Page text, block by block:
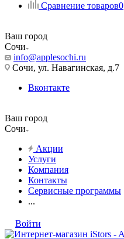
Сравнение товаров0
Ваш город
Сочи
info@applesochi.ru
Сочи, ул. Навагинская, д.7
Вконтакте
Ваш город
Сочи
Акции
Услуги
Компания
Контакты
Сервисные программы
...
Войти